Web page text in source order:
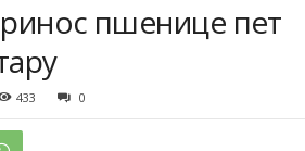
пшенице пет
433 0